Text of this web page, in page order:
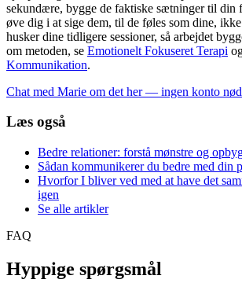
sekundære, bygge de faktiske sætninger til din
øve dig i at sige dem, til de føles som dine,
husker dine tidligere sessioner, så arbejdet
om metoden, se Emotionelt Fokuseret Terapi
Kommunikation.
Chat med Marie om det her — ingen konto
Læs også
Bedre relationer: forstå mønstre og
Sådan kommunikerer du bedre med din
Hvorfor I bliver ved med at have det
igen
Se alle artikler
FAQ
Hyppige spørgsmål